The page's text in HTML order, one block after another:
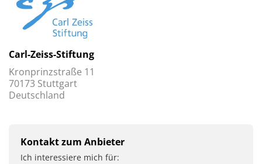
Carl-Zeiss-Stiftung
Kronprinzstraße 11
70173 Stuttgart
Deutschland
Kontakt zum Anbieter
Ich interessiere mich für: